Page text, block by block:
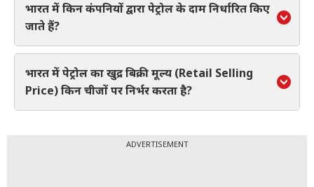
भारत में किन कंपनियों द्वारा पेट्रोल के दाम निर्धारित किए
जाते हैं?
भारत में पेट्रोल का खुद्र बिक्री मूल्य (Retail Selling
Price) किन चीजों पर निर्भर करता है?
ADVERTISEMENT